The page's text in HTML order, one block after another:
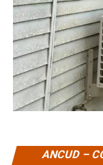
ANCUD –